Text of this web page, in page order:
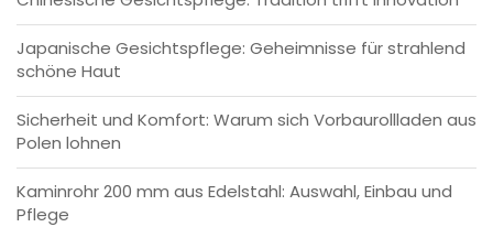
Japanische Gesichtspflege: Geheimnisse für strahlend
schöne Haut
Sicherheit und Komfort: Warum sich Vorbaurollladen aus
Polen lohnen
Kaminrohr 200 mm aus Edelstahl: Auswahl, Einbau und
Pflege